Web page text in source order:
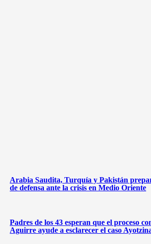
Arabia Saudita, Turquía y Pakistán
de defensa ante la crisis en Medio Oriente
Padres de los 43 esperan que el proceso
Aguirre ayude a esclarecer el caso